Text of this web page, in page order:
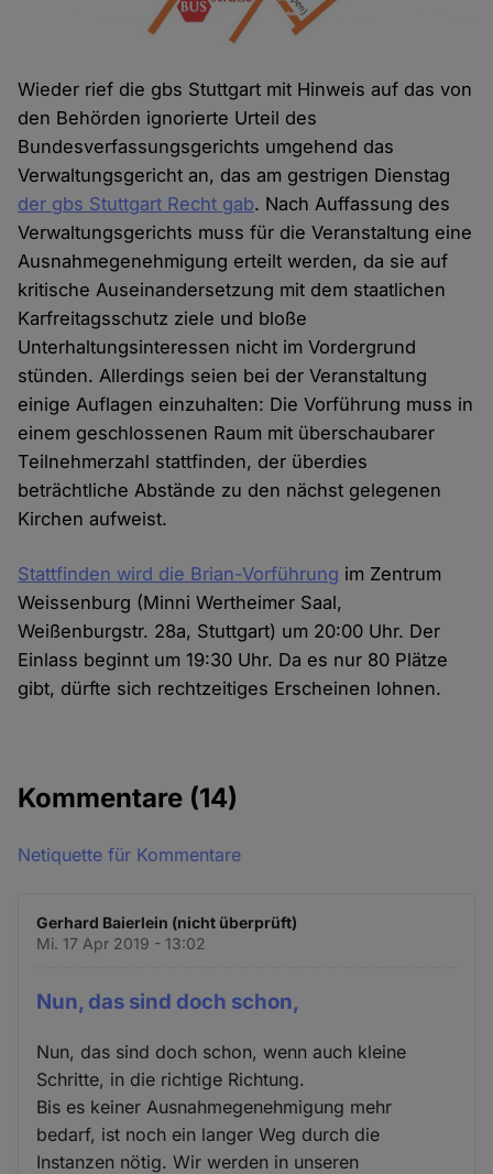
Wieder rief die gbs Stuttgart mit Hinweis auf das von
den Behörden ignorierte Urteil des
Bundesverfassungsgerichts umgehend das
Verwaltungsgericht an, das am gestrigen Dienstag
der gbs Stuttgart Recht gab. Nach Auffassung des
Verwaltungsgerichts muss für die Veranstaltung eine
Ausnahmegenehmigung erteilt werden, da sie auf
kritische Auseinandersetzung mit dem staatlichen
Karfreitagsschutz ziele und bloße
Unterhaltungsinteressen nicht im Vordergrund
stünden. Allerdings seien bei der Veranstaltung
einige Auflagen einzuhalten: Die Vorführung muss in
einem geschlossenen Raum mit überschaubarer
Teilnehmerzahl stattfinden, der überdies
beträchtliche Abstände zu den nächst gelegenen
Kirchen aufweist.
Stattfinden wird die Brian-Vorführung im Zentrum
Weissenburg (Minni Wertheimer Saal,
Weißenburgstr. 28a, Stuttgart) um 20:00 Uhr. Der
Einlass beginnt um 19:30 Uhr. Da es nur 80 Plätze
gibt, dürfte sich rechtzeitiges Erscheinen lohnen.
Kommentare (14)
Netiquette für Kommentare
Gerhard Baierlein (nicht überprüft)
Mi. 17 Apr 2019 - 13:02
Nun, das sind doch schon,
Nun, das sind doch schon, wenn auch kleine
Schritte, in die richtige Richtung.
Bis es keiner Ausnahmegenehmigung mehr
bedarf, ist noch ein langer Weg durch die
Instanzen nötig. Wir werden in unseren